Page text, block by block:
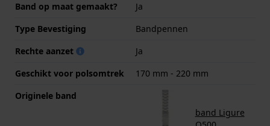
Band op maat gemaakt?
Ja
Type Bevestiging
Bandpennen
Rechte aanzet
Ja
Geschikt voor polsomtrek
170 mm - 220 mm
Originele band
band Ligure